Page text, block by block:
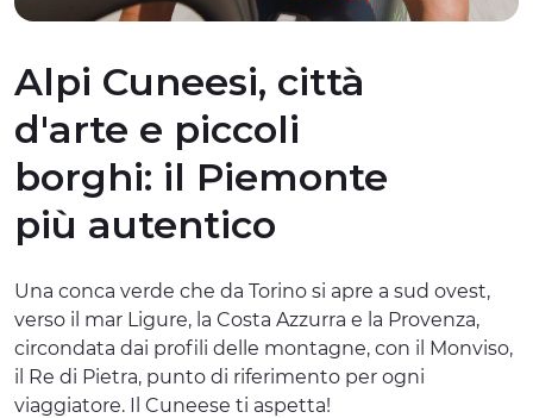
OUTDOOR
CULTURA
NATURA E BENESSERE
ESPERIENZE
EVENTI
OFFERTE
ACCOGLIENZA
Alpi Cuneesi, città
d'arte e piccoli
borghi: il Piemonte
più autentico
Una conca verde che da Torino si apre a sud ovest,
verso il mar Ligure, la Costa Azzurra e la Provenza,
circondata dai profili delle montagne, con il Monviso,
il Re di Pietra, punto di riferimento per ogni
viaggiatore. Il Cuneese ti aspetta!